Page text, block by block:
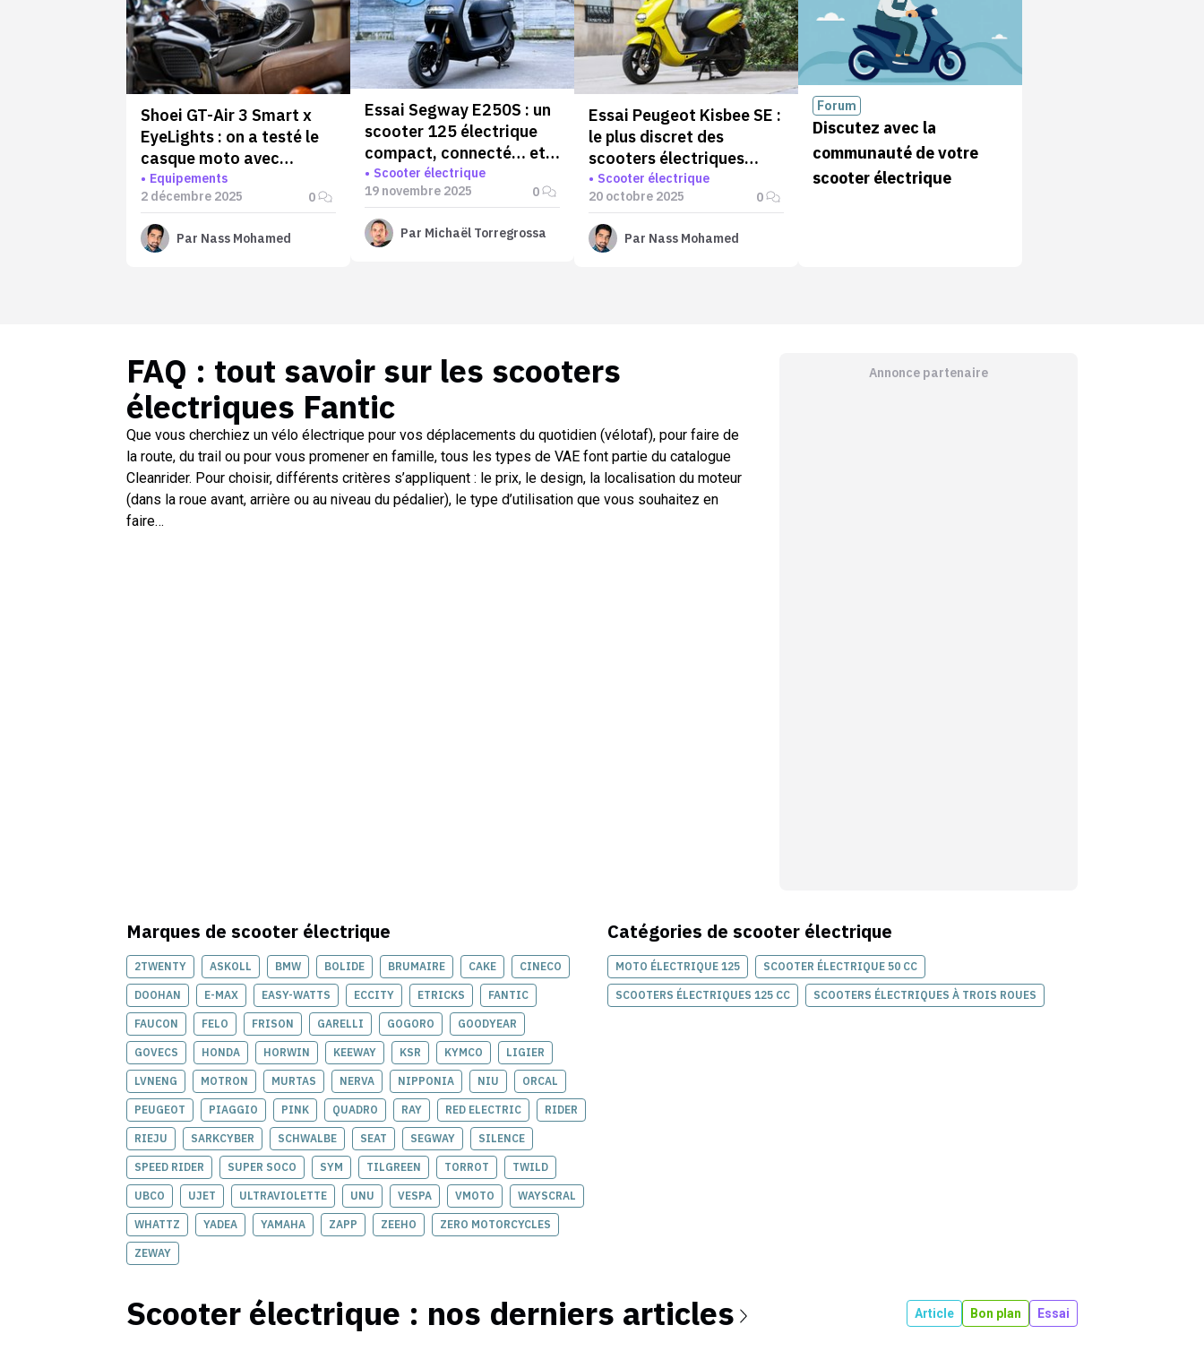
Shoei GT-Air 3 Smart x
EyeLights : on a testé le
casque moto avec
affichage tête haute en
avant-première !
Equipements
2 décembre 2025
0
Par Nass Mohamed
Essai Segway E250S : un
scooter 125 électrique
compact, connecté… et
étonnamment sérieux
Scooter électrique
19 novembre 2025
0
Par Michaël Torregrossa
Essai Peugeot Kisbee SE :
le plus discret des
scooters électriques
équivalent 50 ?
Scooter électrique
20 octobre 2025
0
Par Nass Mohamed
Forum
Discutez avec la
communauté de votre
scooter électrique
FAQ : tout savoir sur les scooters
électriques Fantic
Que vous cherchiez un vélo électrique pour vos déplacements du quotidien (vélotaf), pour faire de
la route, du trail ou pour vous promener en famille, tous les types de VAE font partie du catalogue
Cleanrider. Pour choisir, différents critères s’appliquent : le prix, le design, la localisation du moteur
(dans la roue avant, arrière ou au niveau du pédalier), le type d’utilisation que vous souhaitez en
faire…
Annonce partenaire
Marques de scooter électrique
2TWENTY ASKOLL BMW BOLIDE BRUMAIRE CAKE CINECO
DOOHAN E-MAX EASY-WATTS ECCITY ETRICKS FANTIC
FAUCON FELO FRISON GARELLI GOGORO GOODYEAR
GOVECS HONDA HORWIN KEEWAY KSR KYMCO LIGIER
LVNENG MOTRON MURTAS NERVA NIPPONIA NIU ORCAL
PEUGEOT PIAGGIO PINK QUADRO RAY RED ELECTRIC RIDER
RIEJU SARKCYBER SCHWALBE SEAT SEGWAY SILENCE
SPEED RIDER SUPER SOCO SYM TILGREEN TORROT TWILD
UBCO UJET ULTRAVIOLETTE UNU VESPA VMOTO WAYSCRAL
WHATTZ YADEA YAMAHA ZAPP ZEEHO ZERO MOTORCYCLES
ZEWAY
Catégories de scooter électrique
MOTO ÉLECTRIQUE 125 SCOOTER ÉLECTRIQUE 50 CC
SCOOTERS ÉLECTRIQUES 125 CC SCOOTERS ÉLECTRIQUES À TROIS ROUES
Scooter électrique : nos derniers articles Article Bon plan Essai